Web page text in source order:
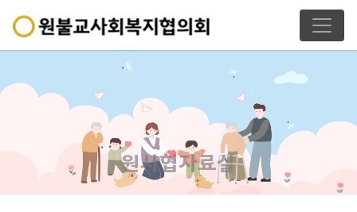
원사협자료실